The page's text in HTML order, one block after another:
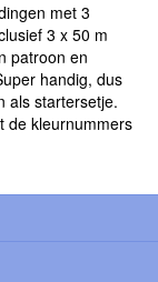
met 3
3 x 50 m
patroon en
handig, dus
als startersetje.
de kleurnummers